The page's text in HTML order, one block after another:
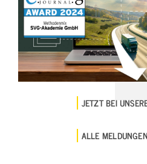
JETZT BEI
ALLE MELDUNGEN